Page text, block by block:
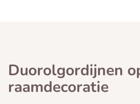
Duorolgordijnen
raamdecoratie